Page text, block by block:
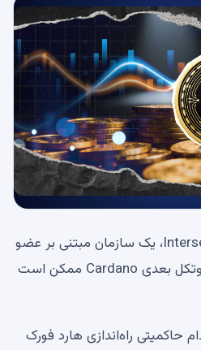
طبق به‌روزرسانی اخیر از Intersect، یک سازمان مبتنی بر عضو
اکوسیستم کاردانو، ارتقاء پروتکل بعدی Cardano ممکن است
حاکمیتی راه‌اندازی هارد فورک